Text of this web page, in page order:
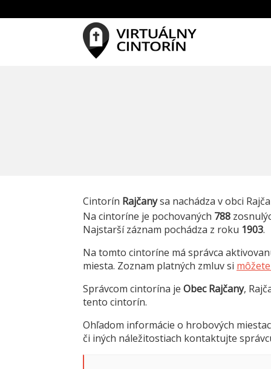
Cintorín Rajčanysa nachádza v obci
Na cintoríne je pochovaných 788
Najstarší záznam pochádza z roku 1903.
Na tomto cintoríne má správca
miesta. Zoznam platných zmluv si
Správcom cintorína je Obec Rajčany,
tento cintorín.
Ohľadom informácie o hrobových
či iných náležitostiach kontaktujte